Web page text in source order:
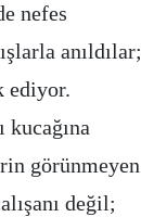
nefes
anıldılar;
ediyor.
görünmeyen
değil;